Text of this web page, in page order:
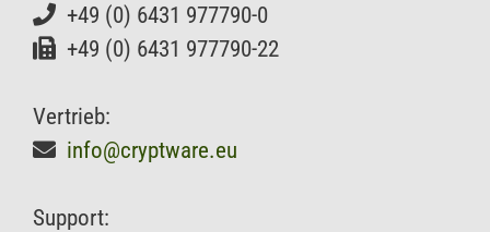
+49 (0) 6431 977790-0
+49 (0) 6431 977790-22
Vertrieb:
info@cryptware.eu
Support: